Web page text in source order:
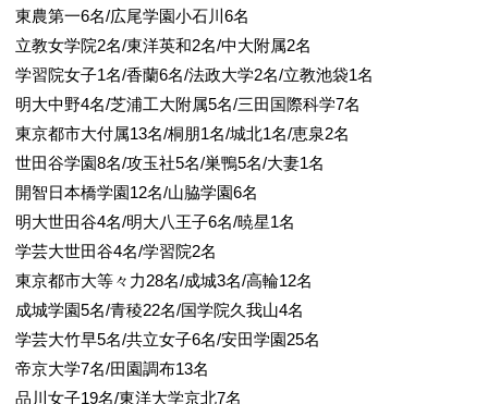
東農第一6名/広尾学園小石川6名
立教女学院2名/東洋英和2名/中大附属2名
学習院女子1名/香蘭6名/法政大学2名/立教池袋1名
明大中野4名/芝浦工大附属5名/三田国際科学7名
東京都市大付属13名/桐朋1名/城北1名/恵泉2名
世田谷学園8名/攻玉社5名/巣鴨5名/大妻1名
開智日本橋学園12名/山脇学園6名
明大世田谷4名/明大八王子6名/暁星1名
学芸大世田谷4名/学習院2名
東京都市大等々力28名/成城3名/高輪12名
成城学園5名/青稜22名/国学院久我山4名
学芸大竹早5名/共立女子6名/安田学園25名
帝京大学7名/田園調布13名
品川女子19名/東洋大学京北7名